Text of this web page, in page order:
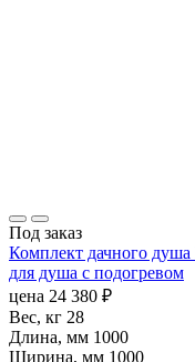
Под заказ
Комплект дачного душа
для душа с подогревом
цена 24 380 ₽
Вес, кг 28
Длина, мм 1000
Ширина, мм 1000